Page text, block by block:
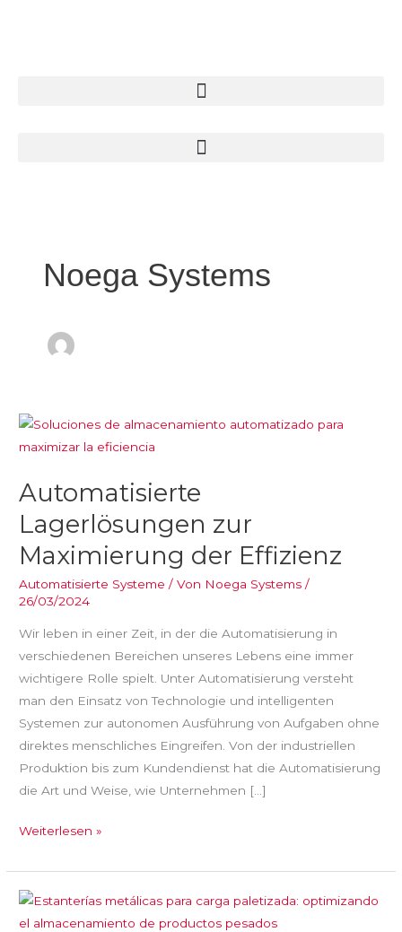
Noega Systems
Automatisierte
Lagerlösungen zur
Maximierung der Effizienz
Automatisierte Systeme / Von Noega Systems/
26/03/2024
Wir leben in einer Zeit, in der die Automatisierung in
verschiedenen Bereichen unseres Lebens eine immer
wichtigere Rolle spielt. Unter Automatisierung versteht
man den Einsatz von Technologie und intelligenten
Systemen zur autonomen Ausführung von Aufgaben ohne
direktes menschliches Eingreifen. Von der industriellen
Produktion bis zum Kundendienst hat die Automatisierung
die Art und Weise, wie Unternehmen […]
Automatisierte
Lagerlösungen
Maximierung
der
Effizienz
Weiterlesen »
Industrielle
Lagerung